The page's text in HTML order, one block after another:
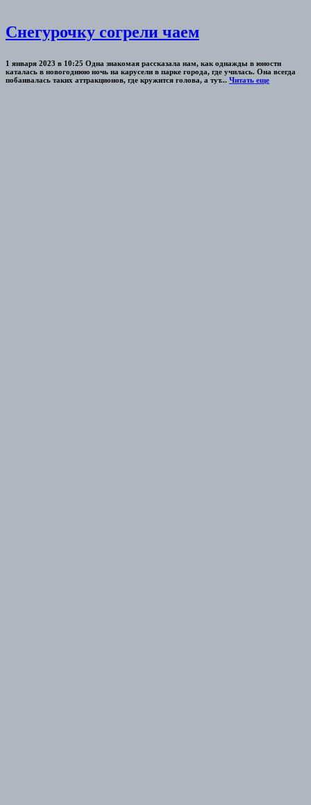
Снегурочку согрели чаем
1 января 2023 в 10:25 Одна знакомая рассказала нам, как однажды в юности
каталась в новогоднюю ночь на карусели в парке города, где училась. Она всегда
побаивалась таких аттракционов, где кружится голова, а тут... Читать еще